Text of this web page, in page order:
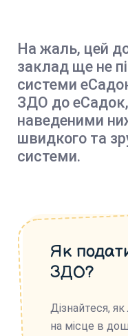
На жаль, цей
заклад ще не
системи
ЗДО до
наведеними
швидкого та
системи.
Як
ЗДО?
Дізнайтеся,
на місце в